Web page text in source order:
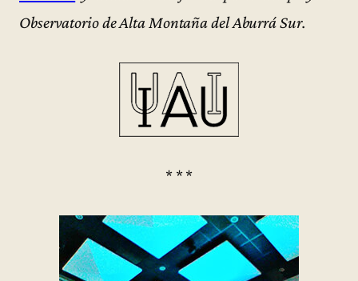
Observatorio de Alta Montaña del Aburrá Sur.
* * *